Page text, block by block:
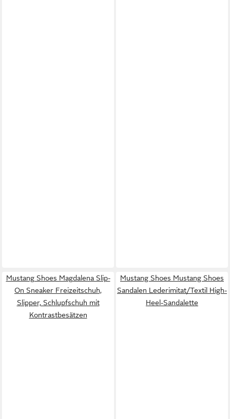
Mustang Shoes Magdalena Slip-
On Sneaker Freizeitschuh,
Slipper, Schlupfschuh mit
Kontrastbesätzen
Mustang Shoes Mustang Shoes
Sandalen Lederimitat/Textil High-
Heel-Sandalette